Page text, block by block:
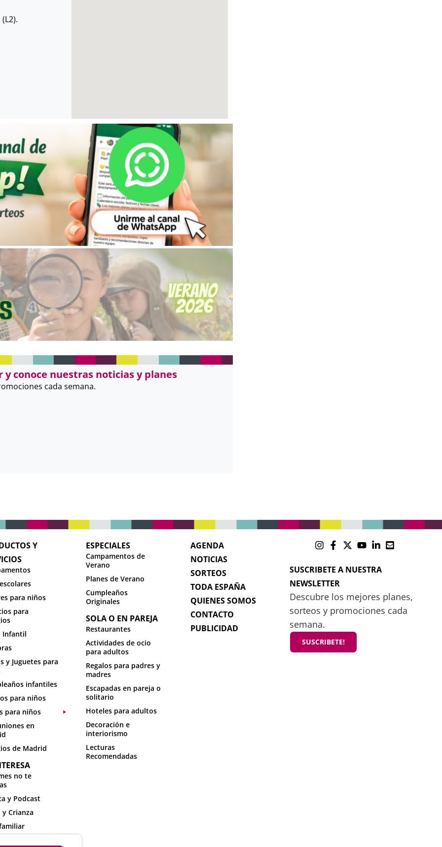
conoce nuestras noticias y planes
cada semana.
Y
para niños
para
Infantil
y Juguetes para
infantiles
para niños
para niños
en
de Madrid
no te
y Podcast
y Crianza
ESPECIALES
Campamentos de
Verano
Planes de Verano
Cumpleaños
Originales
SOLA O EN PAREJA
Restaurantes
Actividades de ocio
para adultos
Regalos para padres y
madres
Escapadas en pareja o
solitario
Hoteles para adultos
Decoración e
interiorismo
Lecturas
Recomendadas
AGENDA
NOTICIAS
SORTEOS
TODA ESPAÑA
QUIENES SOMOS
CONTACTO
PUBLICIDAD
SUSCRIBETE A NUESTRA
NEWSLETTER
Descubre los mejores planes,
sorteos y promociones cada
semana.
SUSCRIBETE!